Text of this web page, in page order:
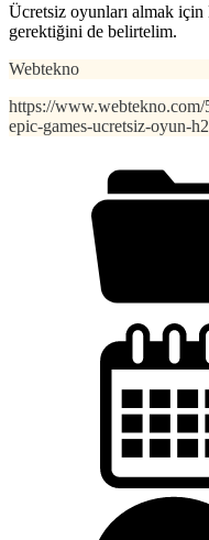
Ücretsiz oyunları almak için
gerektiğini de belirtelim.
Webtekno
https://www.webtekno.com/
epic-games-ucretsiz-oyun-